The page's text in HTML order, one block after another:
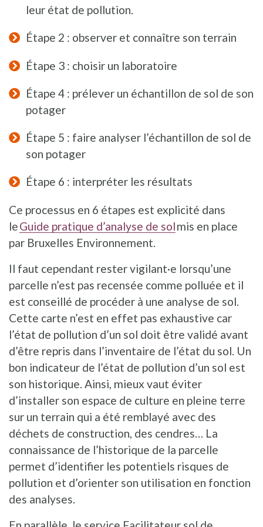
leur état de pollution.
Étape 2 : observer et connaître son terrain
Étape 3 : choisir un laboratoire
Étape 4 : prélever un échantillon de sol de son
potager
Étape 5 : faire analyser l’échantillon de sol de
son potager
Étape 6 : interpréter les résultats
Ce processus en 6 étapes est explicité dans
leGuide pratique d’analyse de solmis en place
par Bruxelles Environnement.
Il faut cependant rester vigilant·e lorsqu’une
parcelle n’est pas recensée comme polluée et il
est conseillé de procéder à une analyse de sol.
Cette carte n’est en effet pas exhaustive car
l’état de pollution d’un sol doit être validé avant
d’être repris dans l’inventaire de l’état du sol. Un
bon indicateur de l’état de pollution d’un sol est
son historique. Ainsi, mieux vaut éviter
d’installer son espace de culture en pleine terre
sur un terrain qui a été remblayé avec des
déchets de construction, des cendres… La
connaissance de l’historique de la parcelle
permet d’identifier les potentiels risques de
pollution et d’orienter son utilisation en fonction
des analyses.